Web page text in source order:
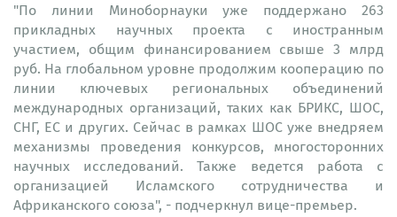
"По линии Миноборнауки уже поддержано 263
прикладных научных проекта с иностранным
участием, общим финансированием свыше 3 млрд
руб. На глобальном уровне продолжим кооперацию по
линии ключевых региональных объединений
международных организаций, таких как БРИКС, ШОС,
СНГ, ЕС и других. Сейчас в рамках ШОС уже внедряем
механизмы проведения конкурсов, многосторонних
научных исследований. Также ведется работа с
организацией Исламского сотрудничества и
Африканского союза", - подчеркнул вице-премьер.